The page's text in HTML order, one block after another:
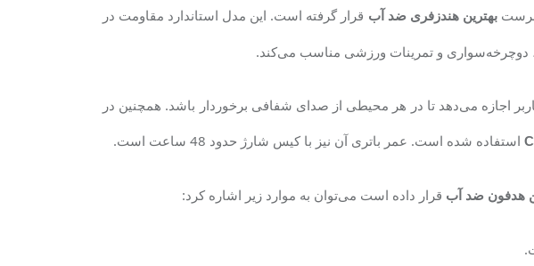
بهترین هندزفری ضد آب قرار گرفته است. این مدل استاندارد مقاومت در
دوچرخه‌سواری و تمرینات ورزشی مناسب می‌کند.
اجازه می‌دهد تا در هر محیطی از صدای شفافی برخوردار باشد. همچنین در
استفاده شده است. عمر باتری آن نیز با کیس شارژ حدود 48 ساعت است.
هدفون ضد آب قرار داده است می‌توان به موارد زیر اشاره کرد: